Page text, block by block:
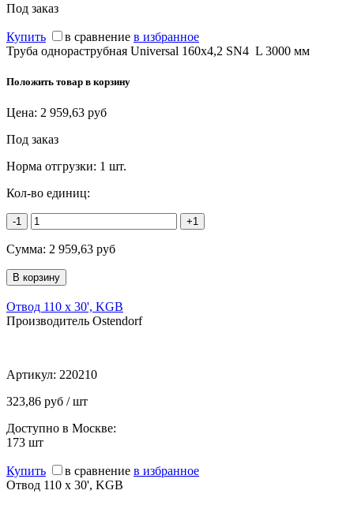
Под заказ
Купить в сравнение в избранное
Труба однораструбная Universal 160х4,2 SN4 L 3000 мм
Положить товар в корзину
Цена: 2 959,63 руб
Под заказ
Норма отгрузки: 1 шт.
Кол-во единиц:
-1 +1
Сумма: 2 959,63 руб
Отвод 110 х 30', KGB
Производитель Ostendorf
Артикул: 220210
323,86 руб / шт
Доступно в Москве:
173 шт
Купить в сравнение в избранное
Отвод 110 х 30', KGB